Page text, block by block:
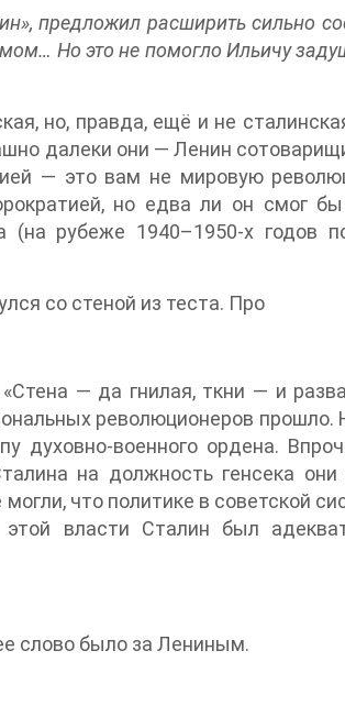
предложил расширить сильно
Но это не помогло Ильичу
но, правда, ещё и не
далеки они — Ленин
— это вам не мировую
но едва ли он смог
рубеже 1940–1950-х годов
со стеной из теста. Про
— да гнилая, ткни — и
революционеров прошло.
духовно-военного ордена.
на должность генсека
что политике в советской
власти Сталин был
слово было за Лениным.